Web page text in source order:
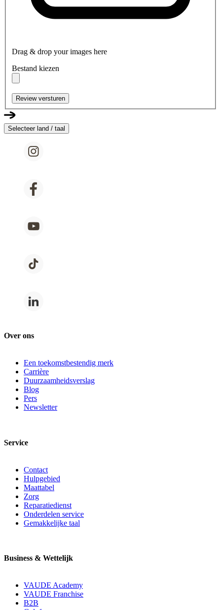
Drag & drop your images here
Bestand kiezen
Review versturen
Selecteer land / taal
Over ons
Een toekomstbestendig merk
Carrière
Duurzaamheidsverslag
Blog
Pers
Newsletter
Service
Contact
Hulpgebied
Maattabel
Zorg
Reparatiedienst
Onderdelen service
Gemakkelijke taal
Business & Wettelijk
VAUDE Academy
VAUDE Franchise
B2B